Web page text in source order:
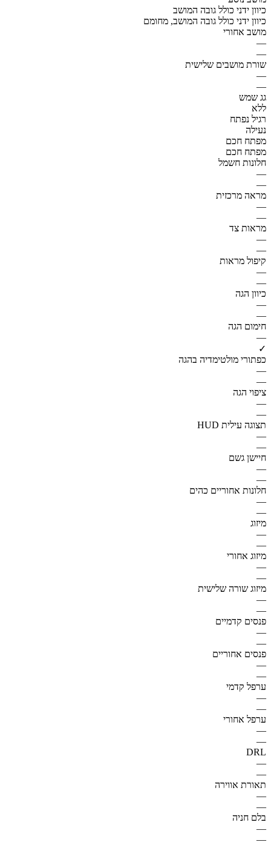
כיוון ידני כולל גובה המושב
כיוון ידני כולל גובה המושב, מחומם
מושב אחורי
—
—
שורת מושבים שלישית
—
—
גג שמש
ללא
רגיל נפתח
נעילה
מפתח חכם
מפתח חכם
חלונות חשמל
—
—
מראה מרכזית
—
—
מראות צד
—
—
קיפול מראות
—
—
כיוון הגה
—
—
חימום הגה
—
✓
כפתורי מולטימדיה בהגה
—
—
ציפוי הגה
—
—
תצוגה עילית HUD
—
—
חיישן גשם
—
—
חלונות אחוריים כהים
—
—
מיזוג
—
—
מיזוג אחורי
—
—
מיזוג שורה שלישית
—
—
פנסים קדמיים
—
—
פנסים אחוריים
—
—
ערפל קדמי
—
—
ערפל אחורי
—
—
DRL
—
—
תאורת אווירה
—
—
בלם חניה
—
—